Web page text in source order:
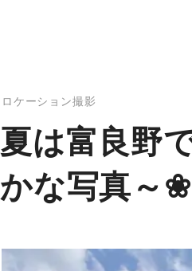
ロケーション撮影
夏は富良野
かな写真～❀